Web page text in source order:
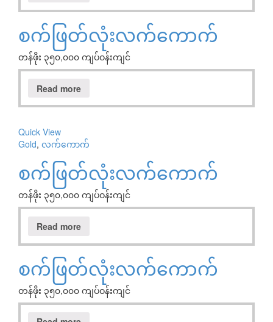
စက်ဖြတ်လုံးလက်ကောက်
တန်ဖိုး ၃၅၀,၀၀၀ ကျပ်ဝန်းကျင်
Read more
Quick View
Gold, လက်ကောက်
စက်ဖြတ်လုံးလက်ကောက်
တန်ဖိုး ၃၅၀,၀၀၀ ကျပ်ဝန်းကျင်
Read more
စက်ဖြတ်လုံးလက်ကောက်
တန်ဖိုး ၃၅၀,၀၀၀ ကျပ်ဝန်းကျင်